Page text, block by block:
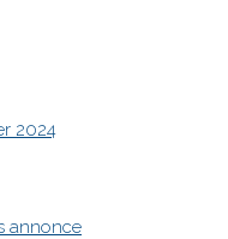
2024
annonce